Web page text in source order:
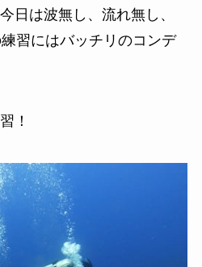
日は波無し、流れ無し、
習にはバッチリのコンデ
！